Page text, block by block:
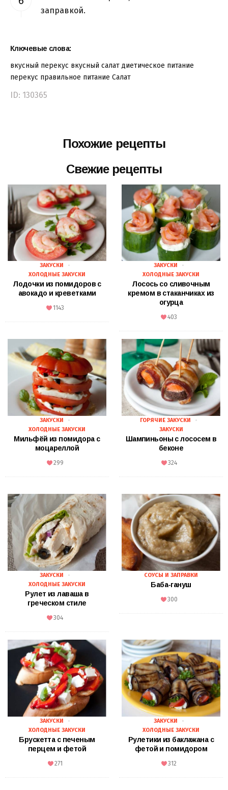
заправкой.
Ключевые слова:
вкусный перекус вкусный салат диетическое питание
перекус правильное питание Салат
ID: 130365
Похожие рецепты
Свежие рецепты
ЗАКУСКИ
ХОЛОДНЫЕ ЗАКУСКИ
Лодочки из помидоров с
авокадо и креветками
1143
ЗАКУСКИ
ХОЛОДНЫЕ ЗАКУСКИ
Лосось со сливочным
кремом в стаканчиках из
огурца
403
ЗАКУСКИ
ХОЛОДНЫЕ ЗАКУСКИ
Мильфёй из помидора с
моцареллой
299
ГОРЯЧИЕ ЗАКУСКИ
ЗАКУСКИ
Шампиньоны с лососем в
беконе
324
ЗАКУСКИ
ХОЛОДНЫЕ ЗАКУСКИ
Рулет из лаваша в
греческом стиле
304
СОУСЫ И ЗАПРАВКИ
Баба-гануш
300
ЗАКУСКИ
ХОЛОДНЫЕ ЗАКУСКИ
Брускетта с печеным
перцем и фетой
271
ЗАКУСКИ
ХОЛОДНЫЕ ЗАКУСКИ
Рулетики из баклажана с
фетой и помидором
312